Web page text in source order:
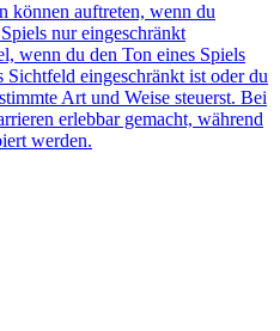
können auftreten, wenn du
nur eingeschränkt
wenn du den Ton eines Spiels
Sichtfeld eingeschränkt ist oder du
Art und Weise steuerst. Bei
erlebbar gemacht, während
werden.